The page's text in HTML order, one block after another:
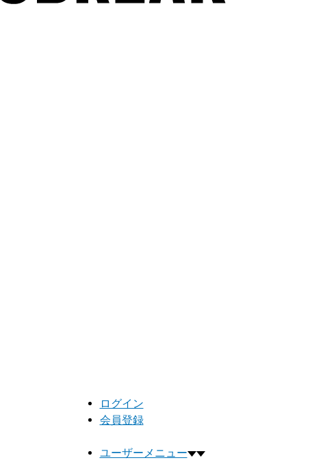
ログイン
会員登録
ユーザーメニュー